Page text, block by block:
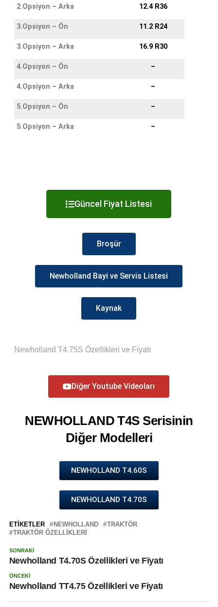
2.Opsiyon – Arka 12.4 R36
3.Opsiyon – Ön 11.2 R24
3.Opsiyon – Arka 16.9 R30
4.Opsiyon – Ön –
4.Opsiyon – Arka –
5.Opsiyon – Ön –
5.Opsiyon – Arka –
Güncel Fiyat Listesi
Broşür
Newholland Bayi ve Servis Listesi
Kaynak
Newholland T4.75S Özellikleri ve Fiyatı
Diğer Youtube Videoları
NEWHOLLAND T4S Serisinin
Diğer Modelleri
NEWHOLLAND T4.60S
NEWHOLLAND T4.70S
ETIKETLER NEWHOLLAND
TRAKTÖR
TRAKTÖR ÖZELLIKLERI
SONRAKI
Newholland T4.70S Özellikleri ve Fiyatı
ÖNCEKI
Newholland TT4.75 Özellikleri ve Fiyatı